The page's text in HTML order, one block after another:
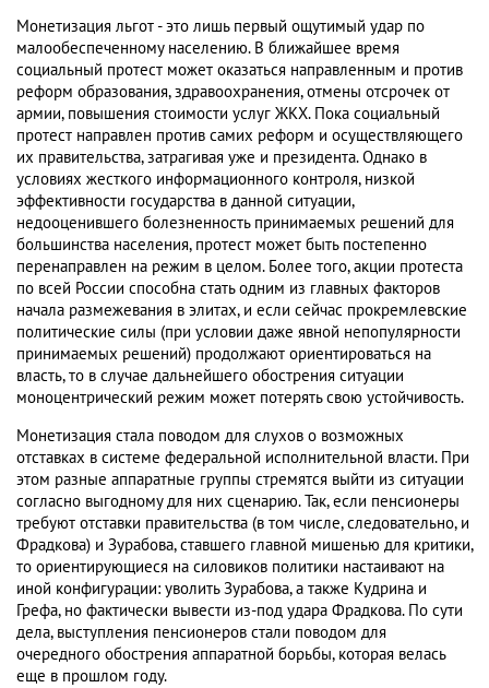
Монетизация льгот - это лишь первый ощутимый удар по
малообеспеченному населению. В ближайшее время
социальный протест может оказаться направленным и против
реформ образования, здравоохранения, отмены отсрочек от
армии, повышения стоимости услуг ЖКХ. Пока социальный
протест направлен против самих реформ и осуществляющего
их правительства, затрагивая уже и президента. Однако в
условиях жесткого информационного контроля, низкой
эффективности государства в данной ситуации,
недооценившего болезненность принимаемых решений для
большинства населения, протест может быть постепенно
перенаправлен на режим в целом. Более того, акции протеста
по всей России способна стать одним из главных факторов
начала размежевания в элитах, и если сейчас прокремлевские
политические силы (при условии даже явной непопулярности
принимаемых решений) продолжают ориентироваться на
власть, то в случае дальнейшего обострения ситуации
моноцентрический режим может потерять свою устойчивость.
Монетизация стала поводом для слухов о возможных
отставках в системе федеральной исполнительной власти. При
этом разные аппаратные группы стремятся выйти из ситуации
согласно выгодному для них сценарию. Так, если пенсионеры
требуют отставки правительства (в том числе, следовательно, и
Фрадкова) и Зурабова, ставшего главной мишенью для критики,
то ориентирующиеся на силовиков политики настаивают на
иной конфигурации: уволить Зурабова, а также Кудрина и
Грефа, но фактически вывести из-под удара Фрадкова. По сути
дела, выступления пенсионеров стали поводом для
очередного обострения аппаратной борьбы, которая велась
еще в прошлом году.